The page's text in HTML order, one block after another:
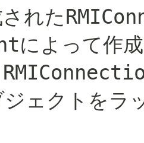
れた
によって作
ェクトをラ